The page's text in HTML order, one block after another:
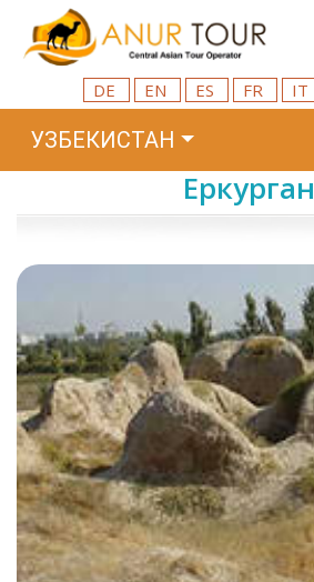
DE EN ES FR IT
УЗБЕКИСТАН
Еркурган